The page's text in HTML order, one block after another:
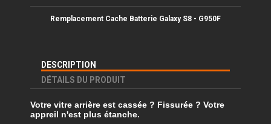
Remplacement Cache Batterie Galaxy S8 - G950F
DESCRIPTION
DÉTAILS DU PRODUIT
Votre vitre arrière est cassée ? Fissurée ? Votre
appreil n'est plus étanche.